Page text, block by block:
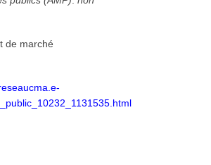
de marché